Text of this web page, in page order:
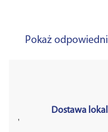
Pokaż
Dostawa
'